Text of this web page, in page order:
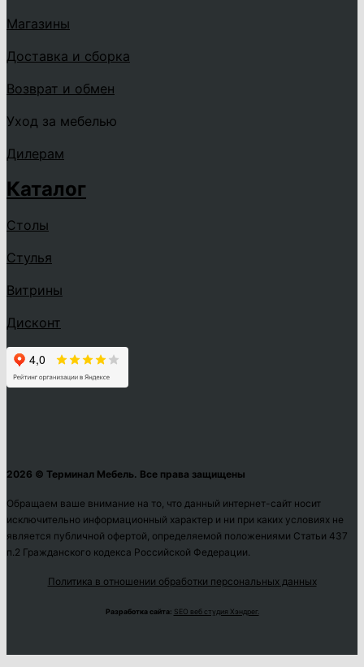
Магазины
Доставка и сборка
Возврат и обмен
Уход за мебелью
Дилерам
Каталог
Столы
Стулья
Витрины
Дисконт
2026 © Терминал Мебель. Все права защищены
Обращаем ваше внимание на то, что данный интернет-сайт носит
исключительно информационный характер и ни при каких условиях не
является публичной офертой, определяемой положениями Статьи 437
п.2 Гражданского кодекса Российской Федерации.
Политика в отношении обработки персональных данных
Разработка сайта: SEO веб студия Хэндрег.